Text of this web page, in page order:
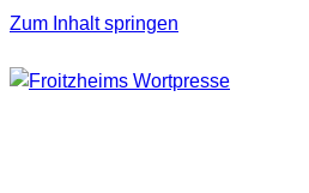
Zum Inhalt springen